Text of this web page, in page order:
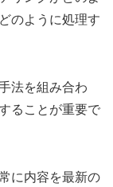
のように処理す
法を組み合わ
ることが重要で
に内容を最新の